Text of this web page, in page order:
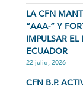
LA CFN
“AAA-” Y
IMPULSAR EL
ECUADOR
22 julio, 2026
CFN B.P.